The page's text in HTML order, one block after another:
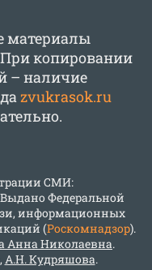
материалы
копировании
– наличие
zvukrasok.ru
СМИ:
Выдано Федеральной
информационных
(Роскомнадзор).
Анна Николаевна.
,А.Н. Кудряшова.